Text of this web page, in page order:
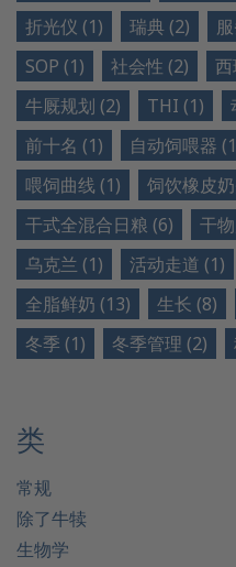
折光仪 (1)
瑞典 (2)
SOP (1)
社会性 (2)
牛厩规划 (2)
THI (1)
前十名 (1)
自动饲喂器
喂饲曲线 (1)
饲饮橡皮
干式全混合日粮 (6)
干
乌克兰 (1)
活动走道 (1)
全脂鲜奶 (13)
生长 (8)
冬季 (1)
冬季管理 (2)
类
常规
除了牛犊
生物学